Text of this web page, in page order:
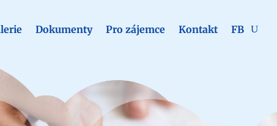
Dokumenty Pro zájemce Kontakt FB